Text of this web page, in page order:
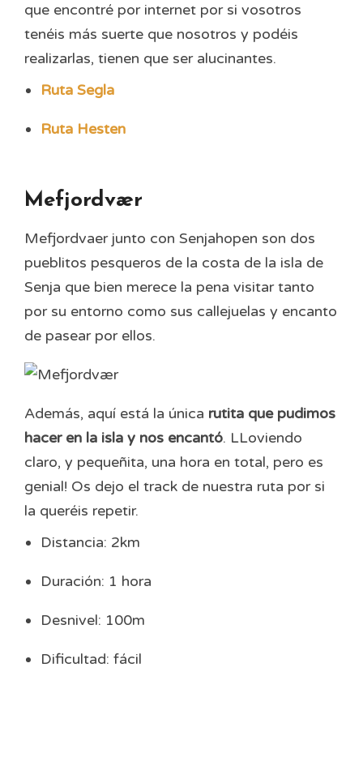
que encontré por internet por si vosotros
tenéis más suerte que nosotros y podéis
realizarlas, tienen que ser alucinantes.
Ruta Segla
Ruta Hesten
Mefjordvær
Mefjordvaer junto con Senjahopen son dos
pueblitos pesqueros de la costa de la isla de
Senja que bien merece la pena visitar tanto
por su entorno como sus callejuelas y encanto
de pasear por ellos.
Además, aquí está la única rutita que pudimos
hacer en la isla y nos encantó. LLoviendo
claro, y pequeñita, una hora en total, pero es
genial! Os dejo el track de nuestra ruta por si
la queréis repetir.
Distancia: 2km
Duración: 1 hora
Desnivel: 100m
Dificultad: fácil